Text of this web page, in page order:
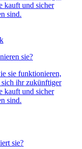
kauft und sicher
sind.
sie?
sie funktionieren,
ihr zukünftiger
kauft und sicher
sind.
sie?